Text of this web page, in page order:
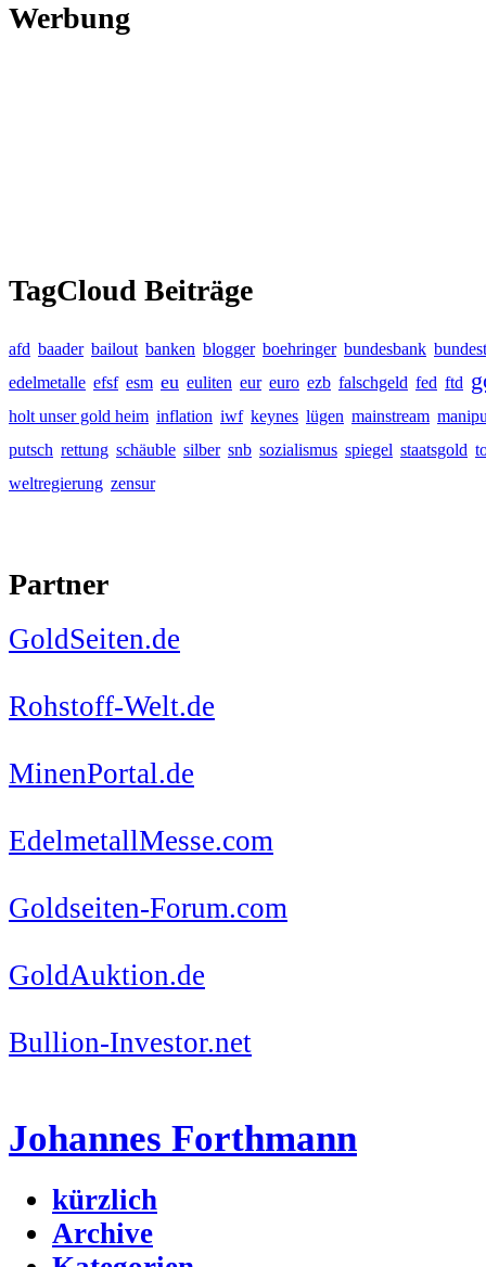
Werbung
TagCloud Beiträge
afd baader bailout banken blogger boehringer bundesbank
edelmetalle efsf esm eu euliten eur euro ezb falschgeld fed ftd
holt unser gold heim inflation iwf keynes lügen mainstream
putsch rettung schäuble silber snb sozialismus spiegel staatsgold
weltregierung zensur
Partner
GoldSeiten.de
Rohstoff-Welt.de
MinenPortal.de
EdelmetallMesse.com
Goldseiten-Forum.com
GoldAuktion.de
Bullion-Investor.net
Johannes Forthmann
kürzlich
Archive